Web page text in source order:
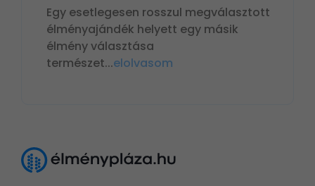
Egy esetlegesen rosszul megválasztott
élményajándék helyett egy másik
élmény választása
természet...elolvasom